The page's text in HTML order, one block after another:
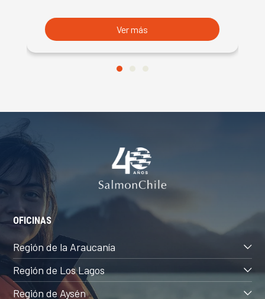
Ver más
OFICINAS
Región de la Araucanía
Región de Los Lagos
Región de Aysén